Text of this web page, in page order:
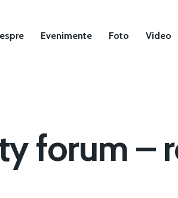
Evenimente Foto Video
forum –